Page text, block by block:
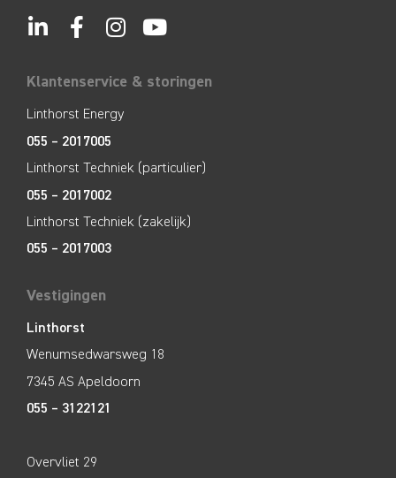
Klantenservice & storingen
Linthorst Energy
055 – 2017005
Linthorst Techniek (particulier)
055 – 2017002
Linthorst Techniek (zakelijk)
055 – 2017003
Vestigingen
Linthorst
Wenumsedwarsweg 18
7345 AS Apeldoorn
055 – 3122121
Overvliet 29